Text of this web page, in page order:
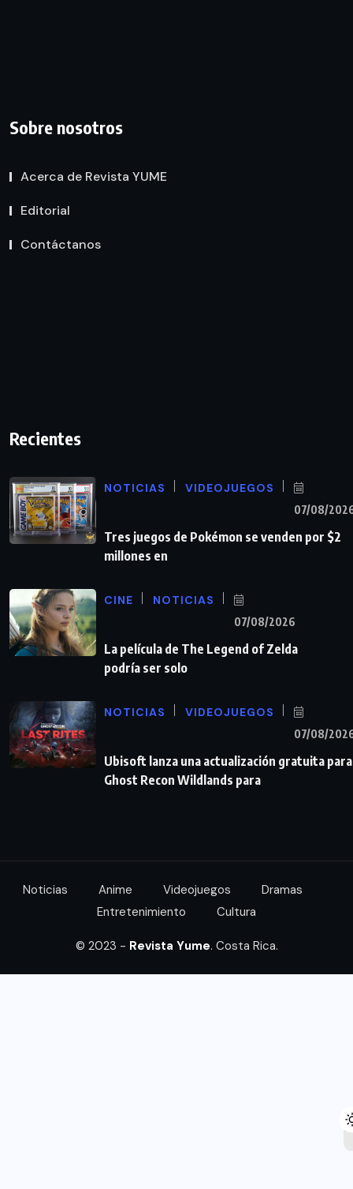
Sobre nosotros
Acerca de Revista YUME
Editorial
Contáctanos
Recientes
NOTICIAS VIDEOJUEGOS
07/08/
Tres juegos de Pokémon se venden por $2
millones en
CINE NOTICIAS
07/08/2026
La película de The Legend of Zelda
podría ser solo
NOTICIAS VIDEOJUEGOS
07/08/
Ubisoft lanza una actualización gratuita para
Ghost Recon Wildlands para
Noticias Anime Videojuegos
Dramas
Entretenimiento
Cultura
© 2023 - Revista Yume. Costa Rica.